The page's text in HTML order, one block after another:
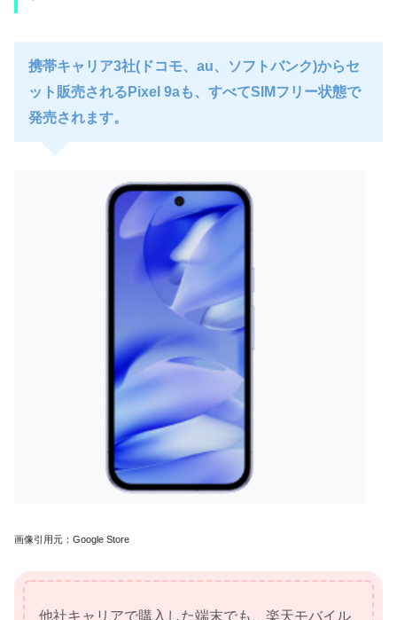
携帯キャリア3社(ドコモ、au、ソフトバンク)からセ
ット販売されるPixel 9aも、すべてSIMフリー状態で
発売されます。
画像引用元：Google Store
他社キャリアで購入した端末でも、楽天モバイル